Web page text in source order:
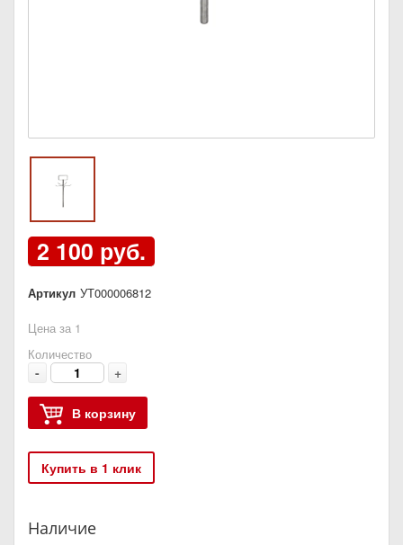
2 100 руб.
Артикул УТ000006812
Цена за 1
Количество
- +
В корзину
Купить в 1 клик
Наличие